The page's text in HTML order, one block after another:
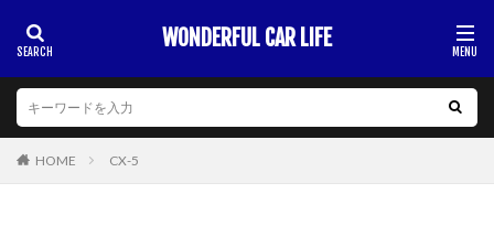
WONDERFUL CAR LIFE
HOME CX-5